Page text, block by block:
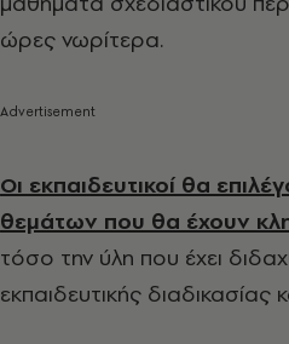
ώρες νωρίτερα.
Οι εκπαιδευτικοί θα
θεμάτων που θα έχουν
τόσο την ύλη που έχει
εκπαιδευτικής